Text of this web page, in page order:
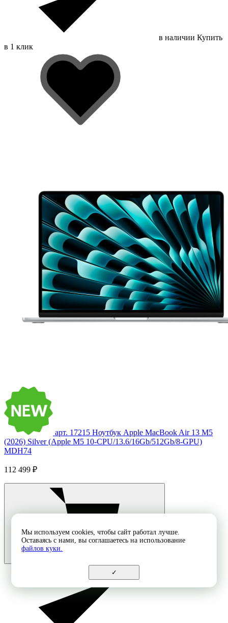
в наличии Купить
в 1 клик
арт. 17215 Ноутбук Apple MacBook Air 13 M5
(2026) Silver (Apple M5 10-CPU/13.6/16Gb/512Gb/8-GPU)
MDH74
112 499 ₽
Мы используем cookies, чтобы сайт работал лучше.
Оставаясь с нами, вы соглашаетесь на использование
файлов куки.
✓